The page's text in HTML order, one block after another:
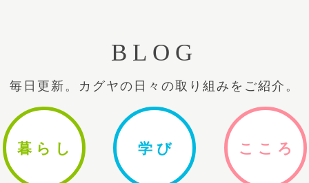
BLOG
毎日更新。カグヤの日々の取り組みをご紹介。
暮ら し 学 び ここ ろ